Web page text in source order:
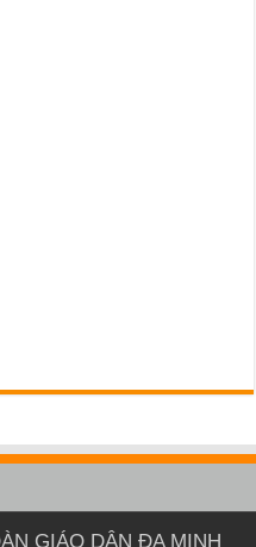
GIÁO DÂN ĐA MINH